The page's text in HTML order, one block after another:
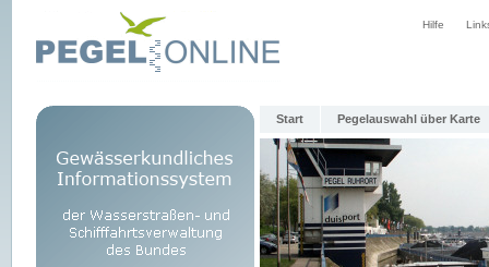
Hilfe
Start Pegelauswahl über Karte